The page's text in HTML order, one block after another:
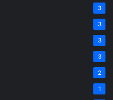
3
3
3
3
2
1